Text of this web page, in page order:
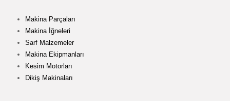
Makina Parçaları
Makina İğneleri
Sarf Malzemeler
Makina Ekipmanları
Kesim Motorları
Dikiş Makinaları